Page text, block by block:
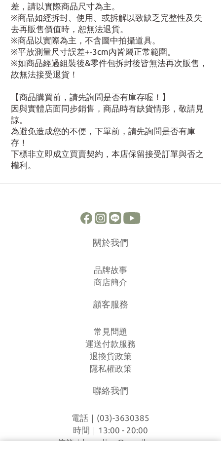
差，請以實際商品尺寸為主。
※商品如經拆封、使用、或拆解以致缺乏完整性及失
去再販售價值時，恕無法退貨。
※商品以實際為主，不含圖中拍攝道具。
※平放測量尺寸誤差+-3cm內皆屬正常範圍。
※如商品經過組裝後&零件包拆封後皆無法再次販售，
故無法接受退貨！
【商品購買前，請先詢問是否有庫存喔！】
因與實體店面同步銷售，商品時有缺貨情形，敬請見
諒。
為避免造成您的不便，下單前，請先詢問是否有庫
存！
下標非立即成立買賣契約，本店保留接受訂單與否之
權利。
關於我們
品牌故事
商店簡介
顧客服務
常見問題
運送付款服務
退換貨政策
隱私權政策
聯絡我們
電話｜(03)-3630385
時間｜13:00 - 20:00
信箱｜loverlien@gmail.com